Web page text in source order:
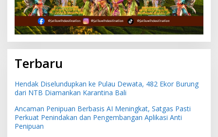
Terbaru
Hendak Diselundupkan ke Pulau Dewata, 482 Ekor Burung
dari NTB Diamankan Karantina Bali
Ancaman Penipuan Berbasis AI Meningkat, Satgas Pasti
Perkuat Penindakan dan Pengembangan Aplikasi Anti
Penipuan